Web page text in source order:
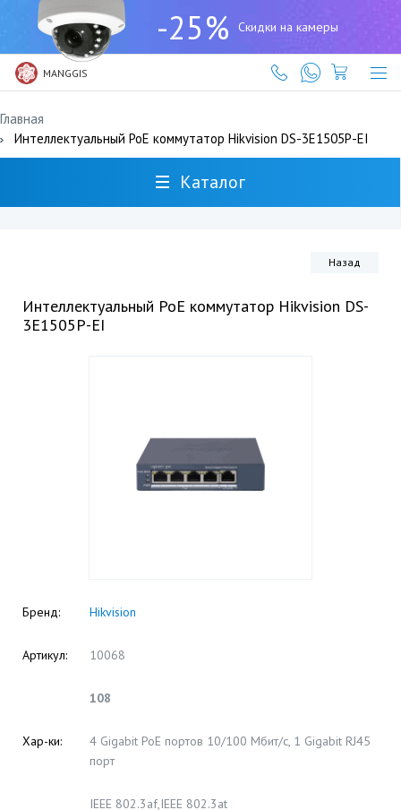
-25% Скидки на камеры
MANGGIS
(727)
317-
61-
61
Главная
Интеллектуальный PoE коммутатор Hikvision DS-3E1505P-EI
Каталог
Назад
Интеллектуальный PoE коммутатор Hikvision DS-
3E1505P-EI
Бренд: Hikvision
Артикул: 10068
108
Хар-ки:
4 Gigabit PoE портов 10/100 Мбит/с, 1 Gigabit RJ45
порт
IEEE 802.3af,IEEE 802.3at